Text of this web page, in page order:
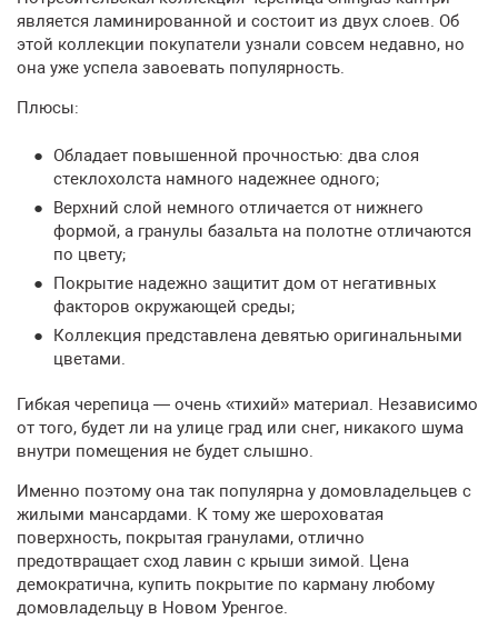
является ламинированной и состоит из двух слоев. Об
этой коллекции покупатели узнали совсем недавно, но
она уже успела завоевать популярность.
Плюсы:
Обладает повышенной прочностью: два слоя
стеклохолста намного надежнее одного;
Верхний слой немного отличается от нижнего
формой, а гранулы базальта на полотне отличаются
по цвету;
Покрытие надежно защитит дом от негативных
факторов окружающей среды;
Коллекция представлена девятью оригинальными
цветами.
Гибкая черепица — очень «тихий» материал. Независимо
от того, будет ли на улице град или снег, никакого шума
внутри помещения не будет слышно.
Именно поэтому она так популярна у домовладельцев с
жилыми мансардами. К тому же шероховатая
поверхность, покрытая гранулами, отлично
предотвращает сход лавин с крыши зимой. Цена
демократична, купить покрытие по карману любому
домовладельцу в Новом Уренгое.